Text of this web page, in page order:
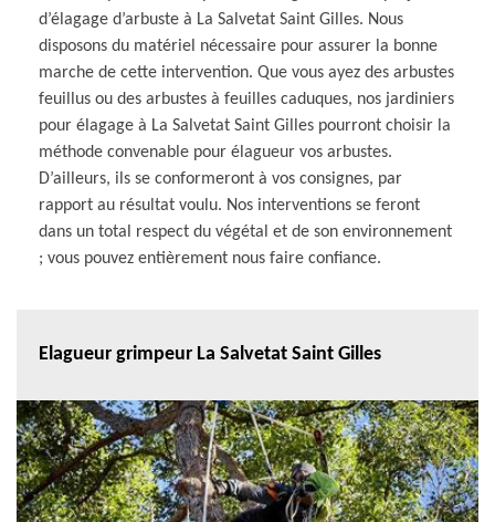
d’élagage d’arbuste à La Salvetat Saint Gilles. Nous
disposons du matériel nécessaire pour assurer la bonne
marche de cette intervention. Que vous ayez des arbustes
feuillus ou des arbustes à feuilles caduques, nos jardiniers
pour élagage à La Salvetat Saint Gilles pourront choisir la
méthode convenable pour élagueur vos arbustes.
D’ailleurs, ils se conformeront à vos consignes, par
rapport au résultat voulu. Nos interventions se feront
dans un total respect du végétal et de son environnement
; vous pouvez entièrement nous faire confiance.
Elagueur grimpeur La Salvetat Saint Gilles